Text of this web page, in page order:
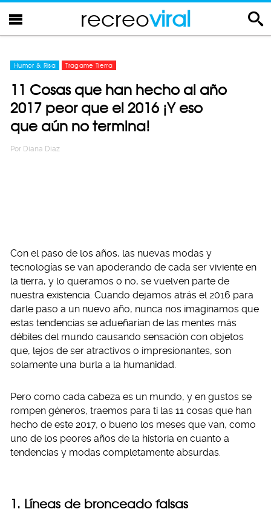
recreoviral
Humor & Risa Tragame Tierra
11 Cosas que han hecho al año
2017 peor que el 2016 ¡Y eso
que aún no termina!
Por Diana Diaz
Con el paso de los años, las nuevas modas y
tecnologías se van apoderando de cada ser viviente en
la tierra, y lo queramos o no, se vuelven parte de
nuestra existencia. Cuando dejamos atrás el 2016 para
darle paso a un nuevo año, nunca nos imaginamos que
estas tendencias se adueñarían de las mentes más
débiles del mundo causando sensación con objetos
que, lejos de ser atractivos o impresionantes, son
solamente una burla a la humanidad.
Pero como cada cabeza es un mundo, y en gustos se
rompen géneros, traemos para ti las 11 cosas que han
hecho de este 2017, o bueno los meses que van, como
uno de los peores años de la historia en cuanto a
tendencias y modas completamente absurdas.
1. Líneas de bronceado falsas